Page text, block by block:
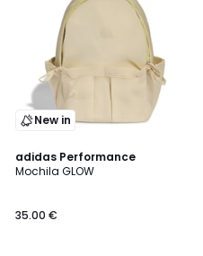
New in
adidas Performance
Mochila GLOW
35.00 €